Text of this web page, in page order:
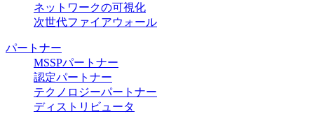
ネットワークの可視化
次世代ファイアウォール
パートナー
MSSPパートナー
認定パートナー
テクノロジーパートナー
ディストリビュータ